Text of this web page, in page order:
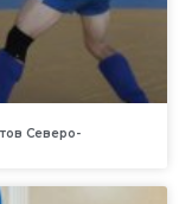
Северо-